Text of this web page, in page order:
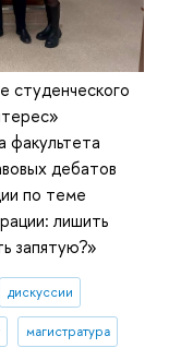
студенческого
факультета
дебатов
по теме
лишить
запятую?»
дискуссии
магистратура